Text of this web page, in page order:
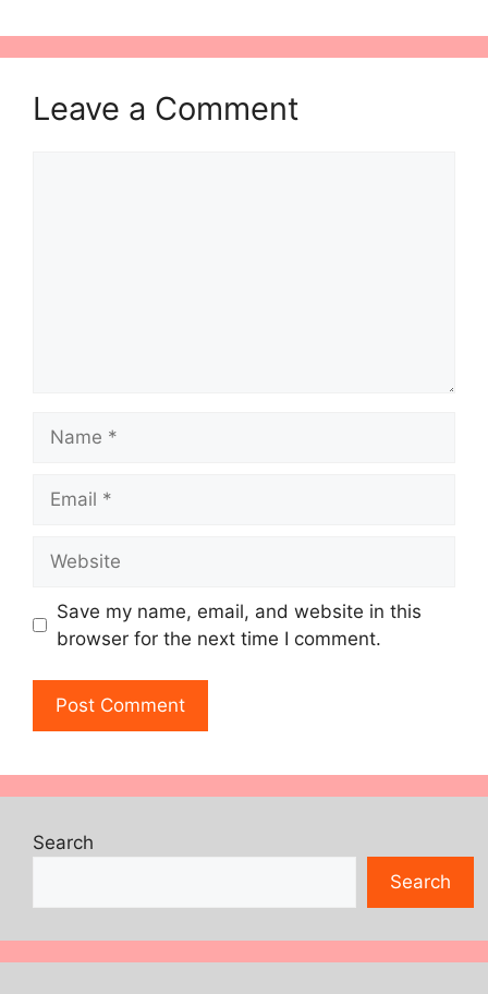
Leave a Comment
Save my name, email, and website in this
browser for the next time I comment.
Search
Search